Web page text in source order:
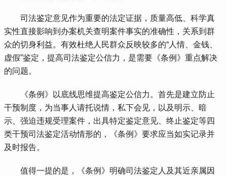
司法鉴定意见作为重要的法定证据，质量高低、科学真
实性直接影响到办案机关查明案件事实的准确性，关系到群
众的切身利益。有效杜绝人民群众反映较多的“人情、金钱、
虚假”鉴定，提高司法鉴定公信力，是需要《条例》重点解决
的问题。
《条例》以底线思维提高鉴定公信力。首先是建立防止
干预制度，为当事人请托说情，私下会见，以及明示、暗
示、强迫违规受理案件，出具特定鉴定意见、终止鉴定等四
类干预司法鉴定活动情形的，《条例》要求应当如实记录并
及时报告。
值得一提的是，《条例》明确司法鉴定人及其近亲属因